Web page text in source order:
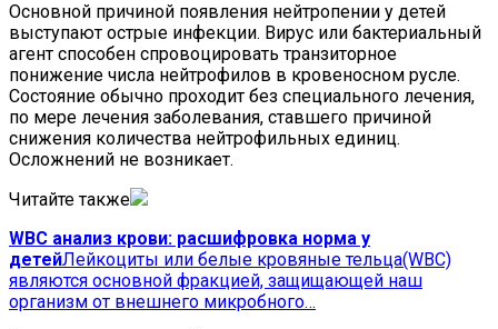
Основной причиной появления нейтропении у детей
выступают острые инфекции. Вирус или бактериальный
агент способен спровоцировать транзиторное
понижение числа нейтрофилов в кровеносном русле.
Состояние обычно проходит без специального лечения,
по мере лечения заболевания, ставшего причиной
снижения количества нейтрофильных единиц.
Осложнений не возникает.
Читайте также
WBC анализ крови: расшифровка норма у
детейЛейкоциты или белые кровяные тельца(WBC)
являются основной фракцией, защищающей наш
организм от внешнего микробного…